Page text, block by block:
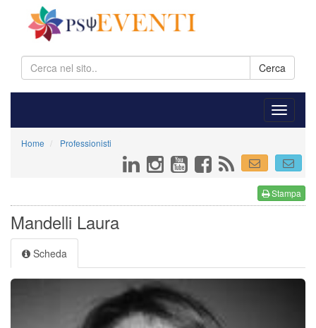
Cerca
Home Professionisti
Stampa
Mandelli Laura
Scheda